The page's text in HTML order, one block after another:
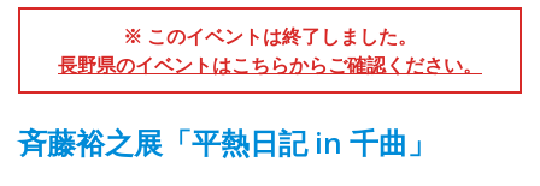
※ このイベントは終了しました。
長野県のイベントはこちらからご確認ください。
斉藤裕之展「平熱日記 in 千曲」